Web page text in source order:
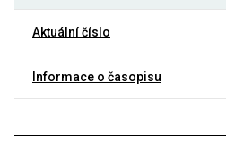
Aktuální číslo
Informace o časopisu